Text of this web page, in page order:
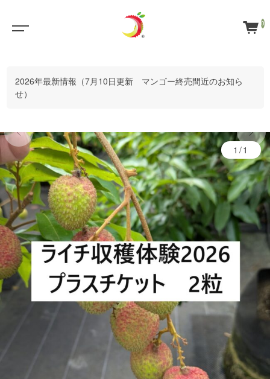
0
2026年最新情報（7月10日更新 マンゴー終売間近のお知ら
せ）
1/1